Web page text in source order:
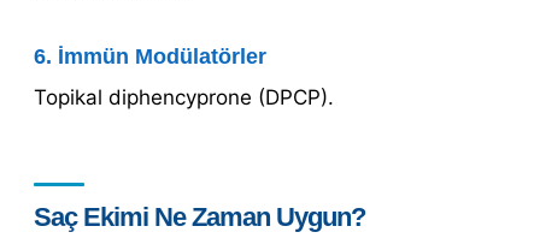
6. İmmün Modülatörler
Topikal diphencyprone (DPCP).
Saç Ekimi Ne Zaman Uygun?